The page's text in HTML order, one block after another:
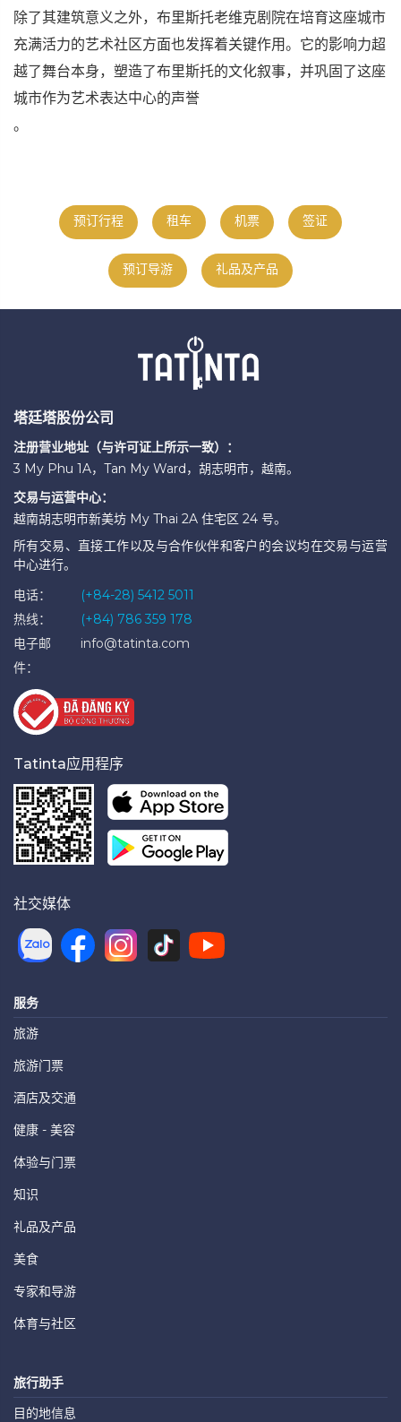
除了其建筑意义之外，布里斯托老维克剧院在培育这座城市
充满活力的艺术社区方面也发挥着关键作用。它的影响力超
越了舞台本身，塑造了布里斯托的文化叙事，并巩固了这座
城市作为艺术表达中心的声誉
。
预订行程 租车 机票 签证
预订导游 礼品及产品
塔廷塔股份公司
注册营业地址（与许可证上所示一致）：
3 My Phu 1A，Tan My Ward，胡志明市，越南。
交易与运营中心：
越南胡志明市新美坊 My Thai 2A 住宅区 24 号。
所有交易、直接工作以及与合作伙伴和客户的会议均在交易与运营
中心进行。
电话：
(+84-28) 5412 5011
热线：
(+84) 786 359 178
电子邮
件：
info@tatinta.com
Tatinta应用程序
社交媒体
服务
旅游
旅游门票
酒店及交通
健康 - 美容
体验与门票
知识
礼品及产品
美食
专家和导游
体育与社区
旅行助手
目的地信息